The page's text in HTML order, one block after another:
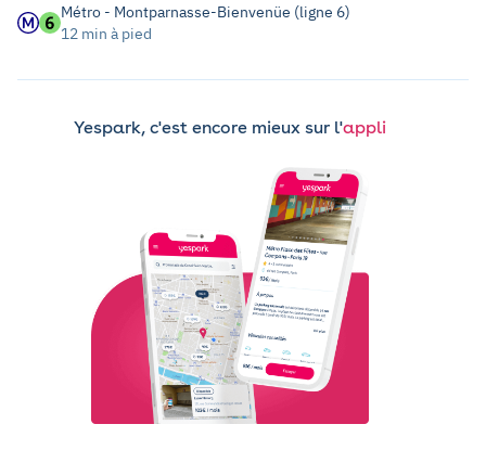
Métro - Montparnasse-Bienvenüe (ligne 6)
12 min à pied
Yespark, c'est encore mieux sur l'appli